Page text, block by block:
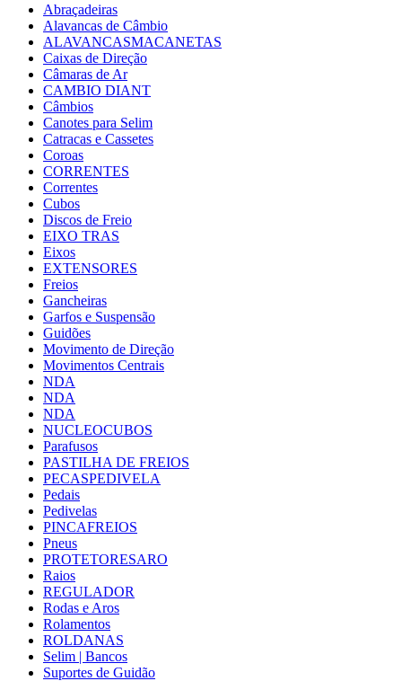
Abraçadeiras
Alavancas de Câmbio
ALAVANCASMACANETAS
Caixas de Direção
Câmaras de Ar
CAMBIO DIANT
Câmbios
Canotes para Selim
Catracas e Cassetes
Coroas
CORRENTES
Correntes
Cubos
Discos de Freio
EIXO TRAS
Eixos
EXTENSORES
Freios
Gancheiras
Garfos e Suspensão
Guidões
Movimento de Direção
Movimentos Centrais
NDA
NDA
NDA
NUCLEOCUBOS
Parafusos
PASTILHA DE FREIOS
PECASPEDIVELA
Pedais
Pedivelas
PINCAFREIOS
Pneus
PROTETORESARO
Raios
REGULADOR
Rodas e Aros
Rolamentos
ROLDANAS
Selim | Bancos
Suportes de Guidão